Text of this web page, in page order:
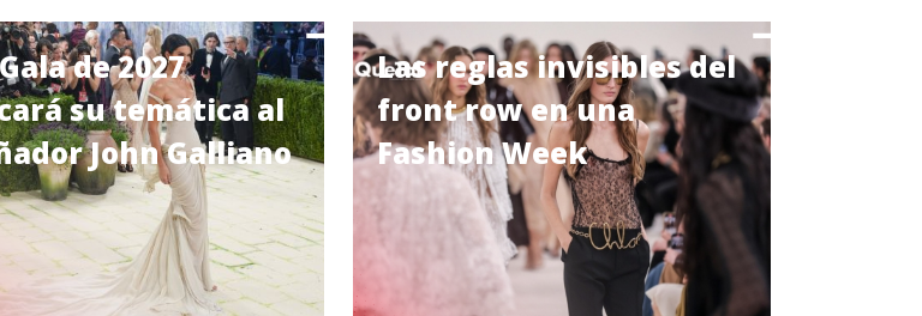
de 2027
su temática al
John Galliano
Las reglas invisibles del
front row en una
Fashion Week